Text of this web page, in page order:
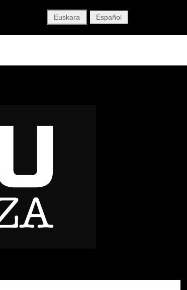
Euskara Español